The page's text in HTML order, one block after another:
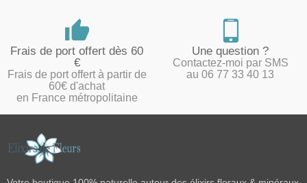
Frais de port offert dès 60
€
Frais de port offert à partir de
60€ d'achat
en France métropolitaine
Une question ?
Contactez-moi par SMS
au 06 77 33 40 13